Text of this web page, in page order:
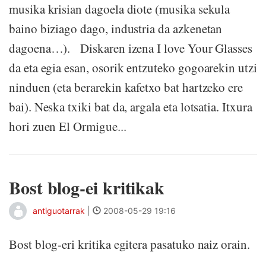
musika krisian dagoela diote (musika sekula
baino biziago dago, industria da azkenetan
dagoena…). Diskaren izena I love Your Glasses
da eta egia esan, osorik entzuteko gogoarekin utzi
ninduen (eta berarekin kafetxo bat hartzeko ere
bai). Neska txiki bat da, argala eta lotsatia. Itxura
hori zuen El Ormigue...
Bost blog-ei kritikak
antiguotarrak 2008-05-29 19:16
Bost blog-eri kritika egitera pasatuko naiz orain.